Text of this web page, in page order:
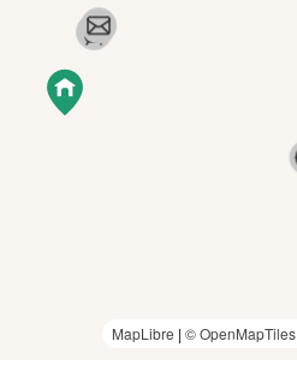
MapLibre | © OpenMapTiles